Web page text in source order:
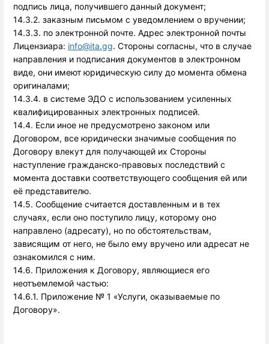
подпись лица, получившего данный документ;
14.3.2. заказным письмом с уведомлением о вручении;
14.3.3. по электронной почте. Адрес электронной почты
Лицензиара: info@ita.gg. Стороны согласны, что в случае
направления и подписания документов в электронном
виде, они имеют юридическую силу до момента обмена
оригиналами;
14.3.4. в системе ЭДО с использованием усиленных
квалифицированных электронных подписей.
14.4. Если иное не предусмотрено законом или
Договором, все юридически значимые сообщения по
Договору влекут для получающей их Стороны
наступление гражданско-правовых последствий с
момента доставки соответствующего сообщения ей или
её представителю.
14.5. Сообщение считается доставленным и в тех
случаях, если оно поступило лицу, которому оно
направлено (адресату), но по обстоятельствам,
зависящим от него, не было ему вручено или адресат не
ознакомился с ним.
14.6. Приложения к Договору, являющиеся его
неотъемлемой частью:
14.6.1. Приложение № 1 «Услуги, оказываемые по
Договору».